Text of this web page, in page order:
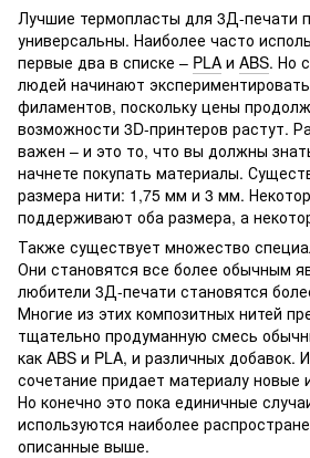
Лучшие термопласты для 3Д-печати
универсальны. Наиболее часто
первые два в списке – PLA и ABS. Но
людей начинают
филаментов, поскольку цены
возможности 3D-принтеров растут.
важен – и это то, что вы должны
начнете покупать материалы.
размера нити: 1,75 мм и 3 мм.
поддерживают оба размера, а
Также существует множество
Они становятся все более обычным
любители 3Д-печати становятся
Многие из этих композитных нитей
тщательно продуманную смесь
как ABS и PLA, и различных добавок.
сочетание придает материалу новые
Но конечно это пока единичные
используются наиболее
описанные выше.